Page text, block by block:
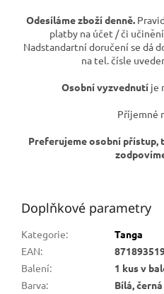
Odesíláme zboží denně.
platby na účet / či
Nadstandartní doručení se dá
na tel. čísle
Osobní vyzvednutí je
Příjemné
Preferujeme osobní přístup,
Doplňkové parametry
Kategorie:
Tanga
EAN:
Balení:
1 kus v
Barva:
Bílá, černá